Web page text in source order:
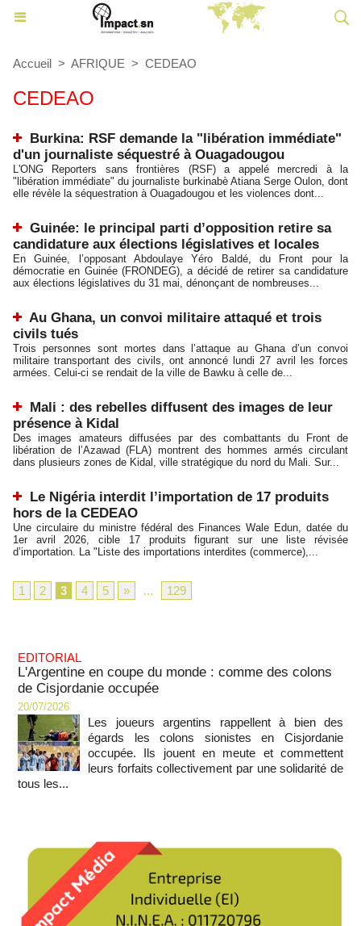
Accueil > AFRIQUE > CEDEAO
CEDEAO
Burkina: RSF demande la "libération immédiate"
d'un journaliste séquestré à Ouagadougou
L'ONG Reporters sans frontières (RSF) a appelé mercredi à la
"libération immédiate" du journaliste burkinabè Atiana Serge Oulon, dont
elle révèle la séquestration à Ouagadougou et les violences dont...
Guinée: le principal parti d’opposition retire sa
candidature aux élections législatives et locales
En Guinée, l’opposant Abdoulaye Yéro Baldé, du Front pour la
démocratie en Guinée (FRONDEG), a décidé de retirer sa candidature
aux élections législatives du 31 mai, dénonçant de nombreuses...
Au Ghana, un convoi militaire attaqué et trois
civils tués
Trois personnes sont mortes dans l’attaque au Ghana d’un convoi
militaire transportant des civils, ont annoncé lundi 27 avril les forces
armées. Celui-ci se rendait de la ville de Bawku à celle de...
Mali : des rebelles diffusent des images de leur
présence à Kidal
Des images amateurs diffusées par des combattants du Front de
libération de l’Azawad (FLA) montrent des hommes armés circulant
dans plusieurs zones de Kidal, ville stratégique du nord du Mali. Sur...
Le Nigéria interdit l’importation de 17 produits
hors de la CEDEAO
Une circulaire du ministre fédéral des Finances Wale Edun, datée du
1er avril 2026, cible 17 produits figurant sur une liste révisée
d’importation. La "Liste des importations interdites (commerce),...
1 2 3 4 5 » ... 129
EDITORIAL
L'Argentine en coupe du monde : comme des colons
de Cisjordanie occupée
20/07/2026
Les joueurs argentins rappellent à bien des
égards les colons sionistes en Cisjordanie
occupée. Ils jouent en meute et commettent
leurs forfaits collectivement par une solidarité de
tous les...